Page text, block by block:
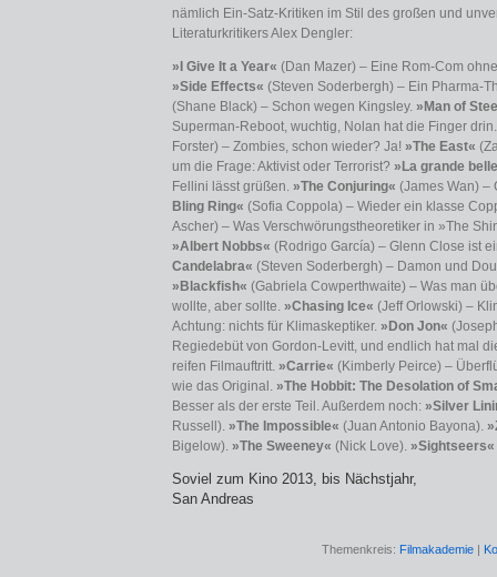
nämlich Ein-Satz-Kritiken im Stil des großen und
Literaturkritikers Alex Dengler:
»I Give It a Year« (Dan Mazer) – Eine Rom-Com
»Side Effects« (Steven Soderbergh) – Ein Pharma-
(Shane Black) – Schon wegen Kingsley. »Man of
Superman-Reboot, wuchtig, Nolan hat die Finger
Forster) – Zombies, schon wieder? Ja! »The East«
um die Frage: Aktivist oder Terrorist? »La grande
Fellini lässt grüßen. »The Conju­ring« (James Wan) –
Bling Ring« (Sofia Coppola) – Wieder ein klasse
Ascher) – Was Verschwörungstheoretiker in »The
»Albert Nobbs« (Rodrigo García) – Glenn Close ist
Candelabra« (Steven Soderbergh) – Damon und
»Blackfish« (Gabriela Cowperthwaite) – Was man
wollte, aber sollte. »Chasing Ice« (Jeff Orlowski) –
Achtung: nichts für Klimaskeptiker. »Don Jon«
Regiedebüt von Gordon-Levitt, und endlich hat mal
reifen Filmauftritt. »Carrie« (Kimberly Peirce) –
wie das Original. »The Hobbit: The Desolation of
Besser als der erste Teil. Außerdem noch: »Silver
Russell). »The Impossible« (Juan Antonio Bayona).
Bigelow). »The Sweeney« (Nick Love). »Sightseers«
Soviel zum Kino 2013, bis Nächstjahr,
San Andreas
Themenkreis: Filmakademie |